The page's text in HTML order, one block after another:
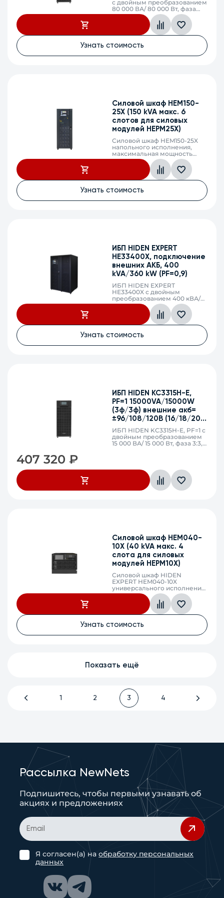
с двойным преобразованием
80 000 ВА/ 80 000 Вт, фаза
3:3, без встроенных АКБ, ЗУ
40А напряжение АКБ ±192 /
±204 /±216 /±228 /±240 VDC
(32/34/36/38/40 АКБ),
слот, USB, RS232, EPO, порты
параллельного подключения
Узнать стоимость
Силовой шкаф HEM150-
25X (150 kVA макс. 6
слотов для силовых
модулей HEPM25X)
Силовой шкаф HEM150-25X
напольного исполнения,
максимальная мощность
150кВА/135кВт, 180кВА/162Вт
фаза 3:3 (6 слотов для
силовых модулей HEPM25X,
HEPM30X), без встроенных
заряда 47,9А/57,4А,
напряжение АКБ
Узнать стоимость
ИБП HIDEN EXPERT
HE33400X, подключение
внешних АКБ, 400
kVA/360 kW (PF=0,9)
ИБП HIDEN EXPERT
HE33400X с двойным
преобразованием 400 кВА/
360 кВт, фаза 3:3, без
встроенных АКБ, ЗУ 127,7А
напряжение АКБ
±216/228/240/252/264 VDC
клеммный терминал, SNMP
слот
Узнать стоимость
ИБП HIDEN KC3315H-E,
PF=1 15000VA/15000W
(3ф/3ф) внешние акб=
±96/108/120В (16/18/20
АКБ)
ИБП HIDEN KC3315H-E, PF=1 с
двойным преобразованием
15 000 ВА/ 15 000 Вт, фаза 3:3,
терминал, SNMP слот, USB,
RS232, EPO, порты
параллельного подключения
407 320₽
Силовой шкаф HEM040-
10X (40 kVA макс. 4
слота для силовых
модулей HEPM10X)
Силовой шкаф HIDEN
EXPERT HEM040-10X
универсального исполнения
11U, максимальная мощность
40кВА/40кВт, фаза 3:3 (4
слота для силовых модулей
HEPM10X), без встроенных
заряда 14,2А, напряжение
АКБ ±216/228/240/252/264 VDC
Узнать стоимость
Показать ещё
1 2 3 4
Рассылка NewNets
Подпишитесь, чтобы первыми узнавать об
акциях и предложениях
Я согласен(а) наобработку персональных
данных